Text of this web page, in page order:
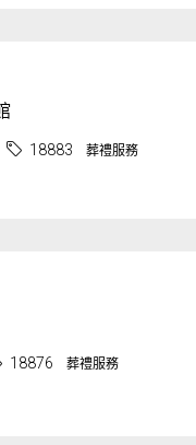
18883 葬禮服務
18876 葬禮服務